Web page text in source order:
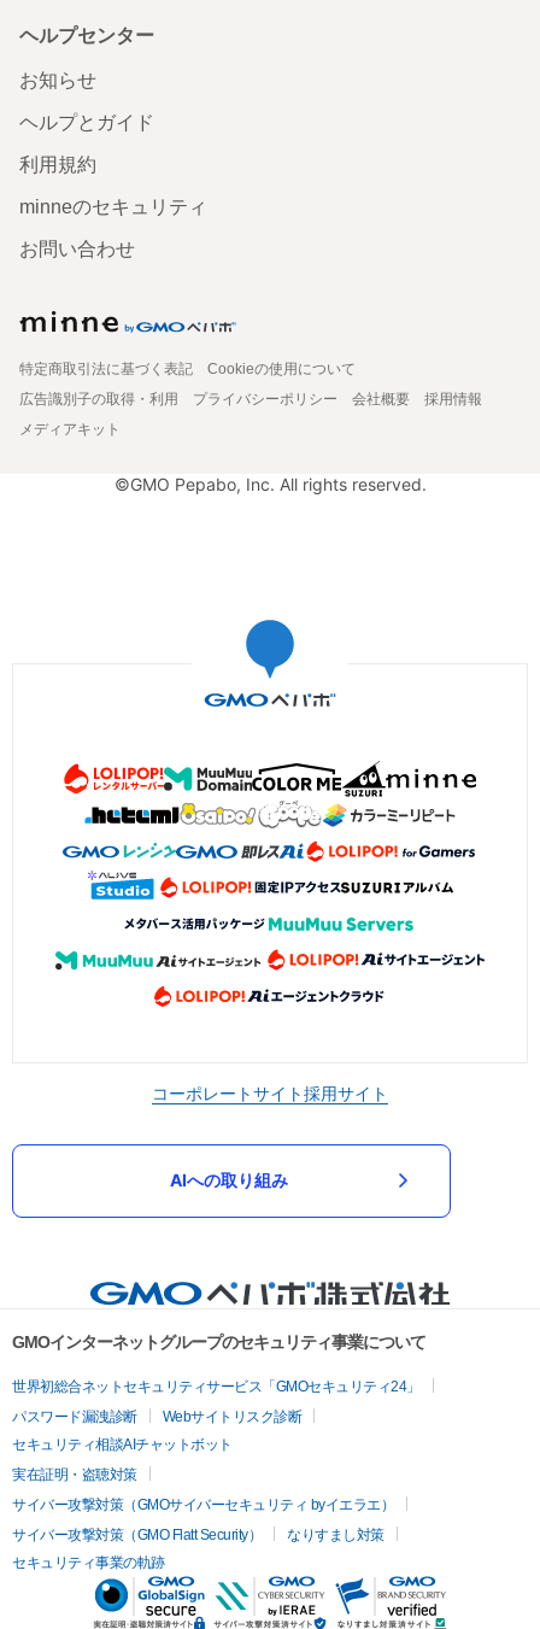
ヘルプセンター
お知らせ
ヘルプとガイド
利用規約
minneのセキュリティ
お問い合わせ
特定商取引法に基づく表記
Cookieの使用について
広告識別子の取得・利用
プライバシーポリシー 会社概要
採用情報
メディアキット
©GMO Pepabo, Inc. All rights reserved.
コーポレートサイト採用サイト
AIへの取り組み
GMOインターネットグループのセキュリティ事業について
世界初総合ネットセキュリティサービス「GMOセキュリティ24」
パスワード漏洩診断
Webサイトリスク診断
セキュリティ相談AIチャットボット
実在証明・盗聴対策
サイバー攻撃対策（GMOサイバーセキュリティ byイエラエ）
サイバー攻撃対策（GMO Flatt Security）
なりすまし対策
セキュリティ事業の軌跡